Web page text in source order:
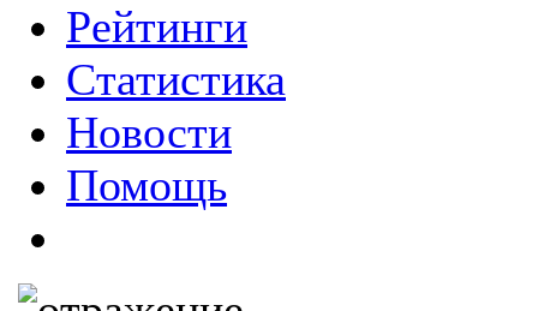
Рейтинги
Статистика
Новости
Помощь